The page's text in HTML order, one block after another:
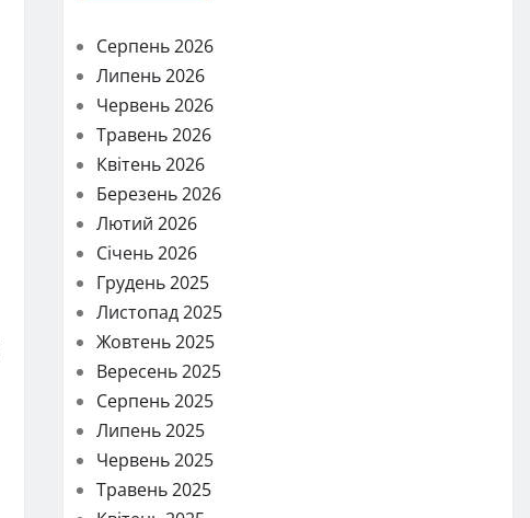
Серпень 2026
Липень 2026
Червень 2026
Травень 2026
Квітень 2026
Березень 2026
Лютий 2026
Січень 2026
Грудень 2025
Листопад 2025
Жовтень 2025
Вересень 2025
Серпень 2025
Липень 2025
Червень 2025
Травень 2025